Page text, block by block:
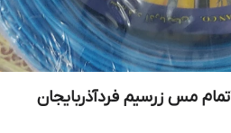
سیم برق افشان 1 در 2/5تمام مس زرسیم فردآذربایجان